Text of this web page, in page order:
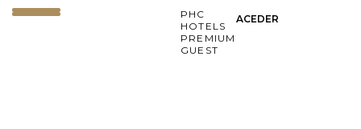
PHC
HOTELS
PREMIUM
GUEST
ACEDER